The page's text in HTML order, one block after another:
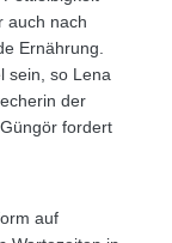
auch nach
Ernährung.
sein, so Lena
der
fordert
auf